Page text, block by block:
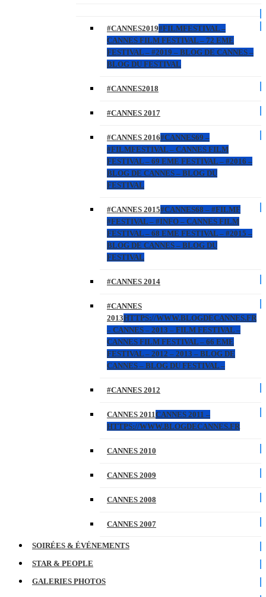
#CANNES2019#FILMFESTIVAL –
CANNES FILM FESTIVAL – 72 EME
FESTIVAL – #2019 – BLOG DE CANNES –
BLOG DU FESTIVAL
#CANNES2018
#CANNES 2017
#CANNES 2016#CANNES69 –
#FILMFESTIVAL – CANNES FILM
FESTIVAL – 69 EME FESTIVAL – #2016 –
BLOG DE CANNES – BLOG DU
FESTIVAL
#CANNES 2015#CANNES68 – #FILMF
#FESTIVAL – #INFO – CANNES FILM
FESTIVAL – 68 EME FESTIVAL – #2015 –
BLOG DE CANNES – BLOG DU
FESTIVAL
#CANNES 2014
#CANNES
2013HTTPS://WWW.BLOGDECANNES.FR
– CANNES – 2013 – FILM FESTIVAL –
CANNES FILM FESTIVAL – 66 EME
FESTIVAL – 2012 – 2013 – BLOG DE
CANNES – BLOG DU FESTIVAL –
#CANNES 2012
CANNES 2011CANNES 2011 –
HTTPS://WWW.BLOGDECANNES.FR
CANNES 2010
CANNES 2009
CANNES 2008
CANNES 2007
SOIRÉES & ÉVÉNEMENTS
STAR & PEOPLE
GALERIES PHOTOS